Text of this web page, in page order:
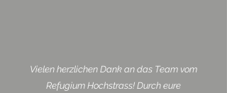
Vielen herzlichen Dank an das Team vom
Refugium Hochstrass! Durch eure